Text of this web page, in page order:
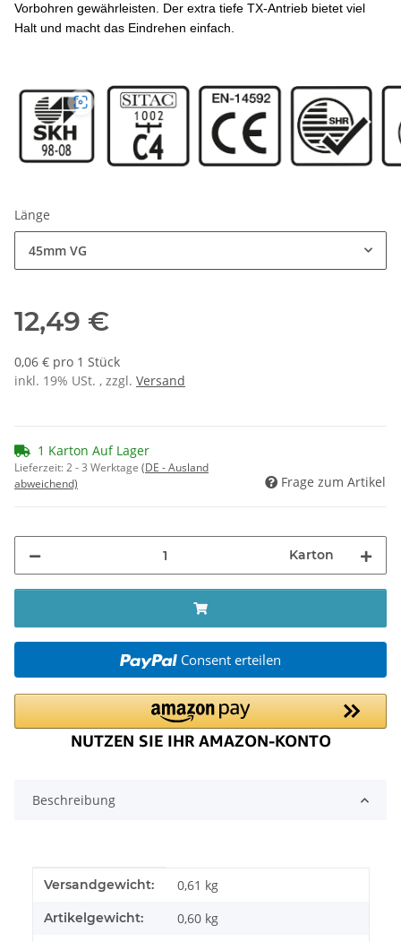
Vorbohren gewährleisten. Der extra tiefe TX-Antrieb bietet viel
Halt und macht das Eindrehen einfach.
Länge
45mm VG
12,49 €
0,06 € pro 1 Stück
inkl. 19% USt. , zzgl. Versand
1 Karton Auf Lager
Lieferzeit:2 - 3 Werktage (DE - Ausland
abweichend)
Frage zum Artikel
Karton
Consent erteilen
Beschreibung
Produkteigenschaft
Wert
Versandgewicht: 0,61 kg
Artikelgewicht: 0,60 kg